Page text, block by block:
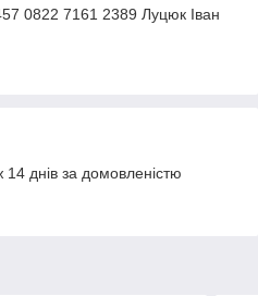
0822 7161 2389 Луцюк Іван
днів за домовленістю